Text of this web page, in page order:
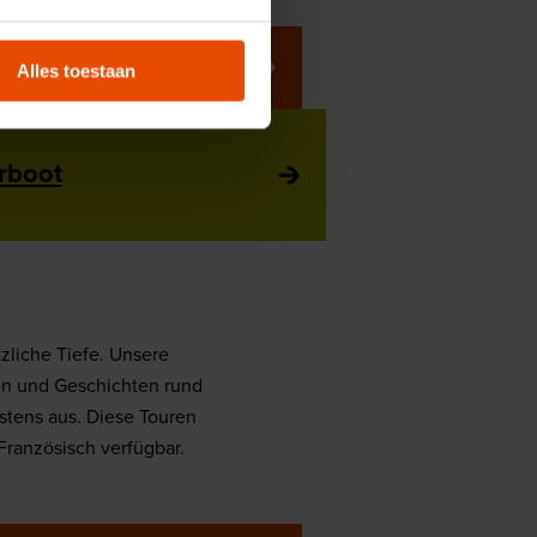
Alles toestaan
Tiefe. Unsere
und Geschichten rund
aus. Diese Touren
verfügbar.